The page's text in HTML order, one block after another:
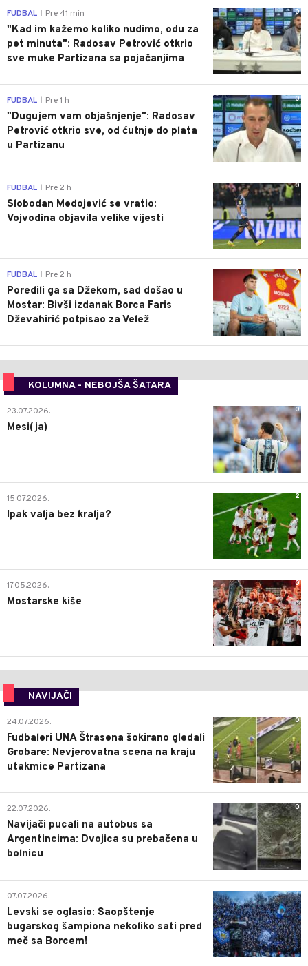
0
FUDBAL Pre 41 min
"Kad im kažemo koliko nudimo, odu za
pet minuta": Radosav Petrović otkrio
sve muke Partizana sa pojačanjima
0
FUDBAL Pre 1 h
"Dugujem vam objašnjenje": Radosav
Petrović otkrio sve, od ćutnje do plata
u Partizanu
0
FUDBAL Pre 2 h
Slobodan Medojević se vratio:
Vojvodina objavila velike vijesti
0
FUDBAL Pre 2 h
Poredili ga sa Džekom, sad došao u
Mostar: Bivši izdanak Borca Faris
Dževahirić potpisao za Velež
KOLUMNA - NEBOJŠA ŠATARA
0
23.07.2026.
Mesi(ja)
2
15.07.2026.
Ipak valja bez kralja?
0
17.05.2026.
Mostarske kiše
NAVIJAČI
0
24.07.2026.
Fudbaleri UNA Štrasena šokirano gledali
Grobare: Nevjerovatna scena na kraju
utakmice Partizana
0
22.07.2026.
Navijači pucali na autobus sa
Argentincima: Dvojica su prebačena u
bolnicu
1
07.07.2026.
Levski se oglasio: Saopštenje
bugarskog šampiona nekoliko sati pred
meč sa Borcem!